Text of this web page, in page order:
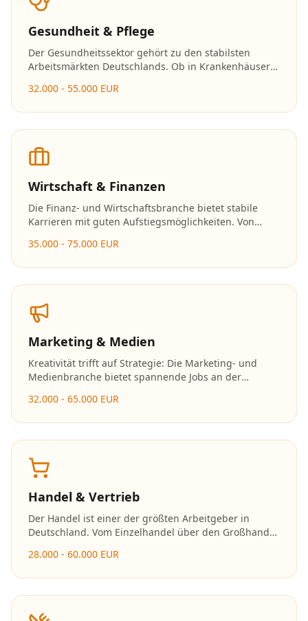
Gesundheit & Pflege
Der Gesundheitssektor gehört zu den stabilsten
Arbeitsmärkten Deutschlands. Ob in Krankenhäusern,
werden hier dringend gesucht und die
32.000 - 55.000 EUR
Wirtschaft & Finanzen
Die Finanz- und Wirtschaftsbranche bietet stabile
Karrieren mit guten Aufstiegsmöglichkeiten. Von
Unternehmensberatungen gibt es vielfältige
35.000 - 75.000 EUR
Marketing & Medien
Kreativität trifft auf Strategie: Die Marketing- und
Medienbranche bietet spannende Jobs an der
Technologie. Social Media, Content Creation und
32.000 - 65.000 EUR
Handel & Vertrieb
Der Handel ist einer der größten Arbeitgeber in
Deutschland. Vom Einzelhandel über den Großhandel
Karrieremöglichkeiten mit schnellen
28.000 - 60.000 EUR